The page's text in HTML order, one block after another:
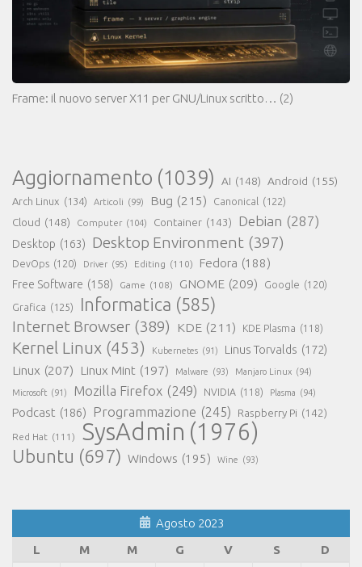
Frame: il nuovo server X11 per GNU/Linux scritto… (2)
Aggiornamento (1039) AI (148) Android (155)
Arch Linux (134) Articoli (99) Bug (215) Canonical (122)
Cloud (148) Computer (104) Container (143) Debian (287)
Desktop (163) Desktop Environment (397)
DevOps (120) Driver (95) Editing (110) Fedora (188)
Free Software (158) Game (108) GNOME (209) Google (120)
Grafica (125) Informatica (585)
Internet Browser (389) KDE (211) KDE Plasma (118)
Kernel Linux (453) Kubernetes (91) Linus Torvalds (172)
Linux (207) Linux Mint (197) Malware (93) Manjaro Linux (94)
Microsoft (91) Mozilla Firefox (249) NVIDIA (118) Plasma (94)
Podcast (186) Programmazione (245) Raspberry Pi (142)
Red Hat (111) SysAdmin (1976)
Ubuntu (697) Windows (195) Wine (93)
Agosto 2023
L
M M G V S
D